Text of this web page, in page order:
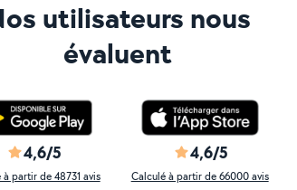
utilisateurs nous
évaluent
4,6/5
à partir de 48731 avis
4,6/5
Calculé à partir de 66000 avis